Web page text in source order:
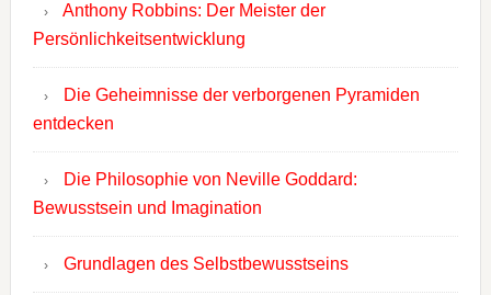
Anthony Robbins: Der Meister der
Persönlichkeitsentwicklung
Die Geheimnisse der verborgenen Pyramiden
entdecken
Die Philosophie von Neville Goddard:
Bewusstsein und Imagination
Grundlagen des Selbstbewusstseins